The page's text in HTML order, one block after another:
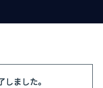
ました。